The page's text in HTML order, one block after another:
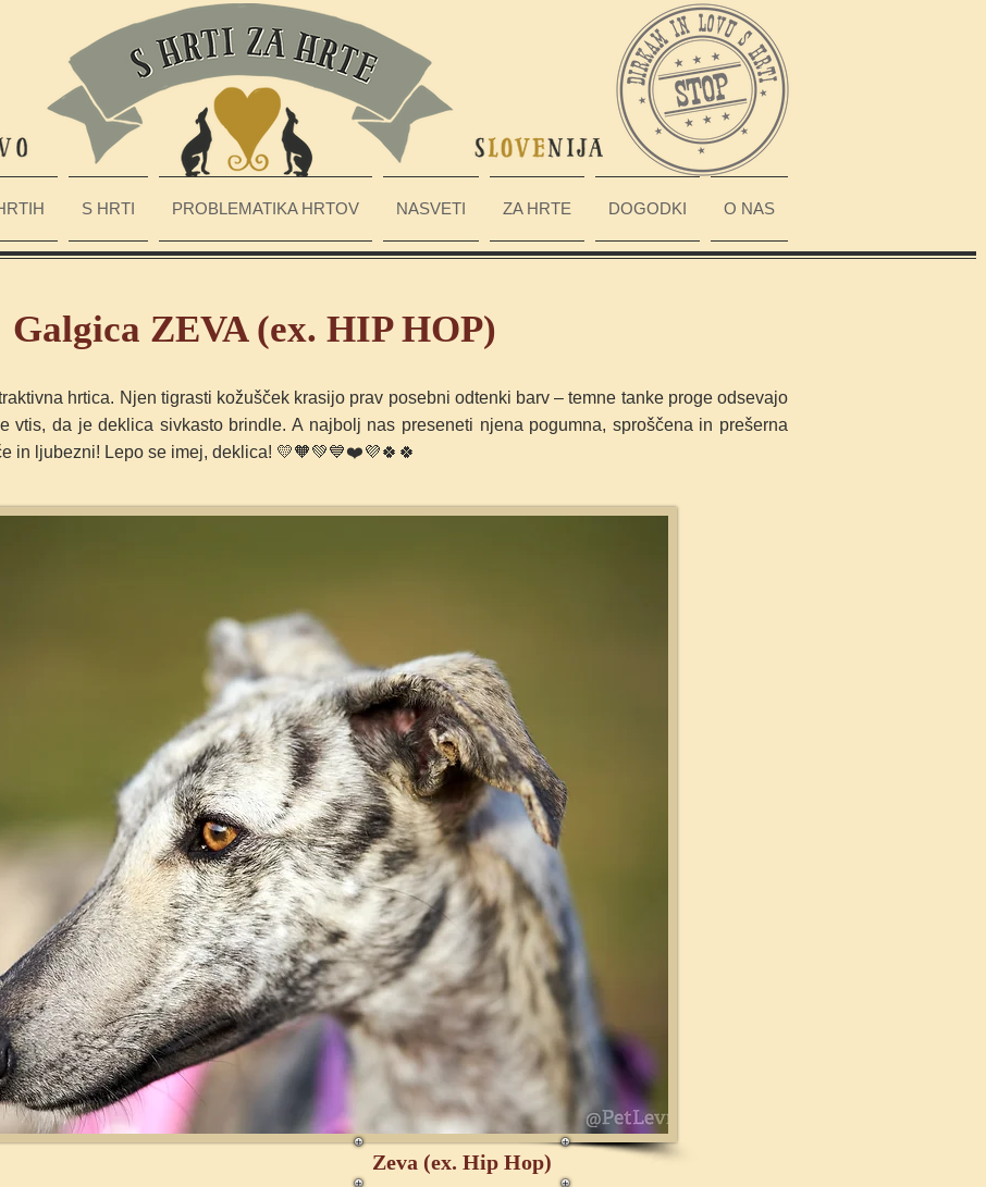
S HRTI PROBLEMATIKA HRTOV NASVETI ZA HRTE DOGODKI O NAS
Galgica ZEVA (ex. HIP HOP)
hrtica. Njen tigrasti kožušček krasijo prav posebni odtenki barv – temne tanke proge odsevajo
vtis, da je deklica sivkasto brindle. A najbolj nas preseneti njena pogumna, sproščena in prešerna
in ljubezni! Lepo se imej, deklica! 💛🧡💚💙❤️💜🍀🍀
Zeva (ex. Hip Hop)